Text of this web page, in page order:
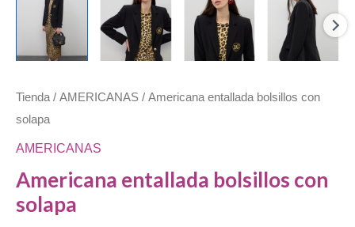
Tienda/ AMERICANAS / Americana entallada bolsillos con
solapa
AMERICANAS
Americana entallada bolsillos con
solapa